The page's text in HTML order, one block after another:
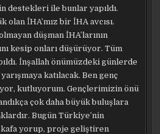
destekleri ile bunlar yapıldı.
olan İHA’mız bir İHA avcısı.
düşman İHA’larının
kesip onları düşürüyor. Tüm
İnşallah önümüzdeki günlerde
katılacak. Ben genç
kutluyorum. Gençlerimizin önü
çok daha büyük buluşlara
Bugün Türkiye’nin
kafa yorup, proje geliştiren